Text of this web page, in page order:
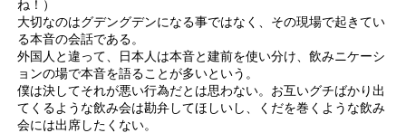
ね！）
大切なのはグデングデンになる事ではなく、その現場で起きてい
る本音の会話である。
外国人と違って、日本人は本音と建前を使い分け、飲みニケーシ
ョンの場で本音を語ることが多いという。
僕は決してそれが悪い行為だとは思わない。お互いグチばかり出
てくるような飲み会は勘弁してほしいし、くだを巻くような飲み
会には出席したくない。